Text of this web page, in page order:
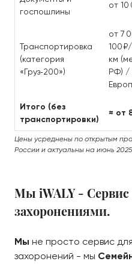
госпошлины
от 10
Транспортировка
(категория
«Груз‑200»)
от 7
100 ₽/
км
РФ) /
Итого (без
транспортировки)
≈ от
Цены усреднены по открытым
России и актуальны на июнь
Мы iWALY - Сервис
захоронениями.
Мы не просто сервис
захоронений - мы